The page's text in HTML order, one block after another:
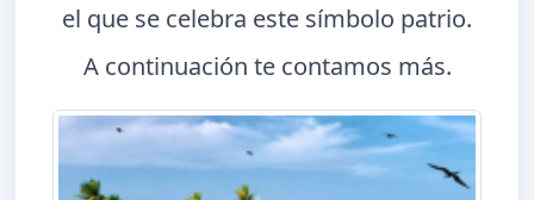
el que se celebra este símbolo patrio.
A continuación te contamos más.